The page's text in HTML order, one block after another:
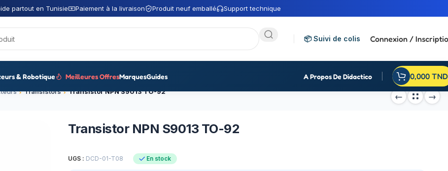
partout en Tunisie Paiement à la livraison Produit neuf emballé Support technique
📦 Suivi de colis Connexion /
& Robotique Meilleures OffresMarquesGuides A Propos De Didactico 0,000 TND
Transistors Transistor NPN S9013 TO-92
Transistor NPN S9013 TO-92
UGS : DCD-01-T08 En stock